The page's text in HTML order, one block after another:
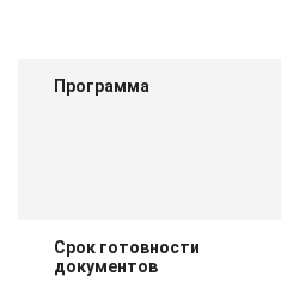
Программа
Срок готовности
документов